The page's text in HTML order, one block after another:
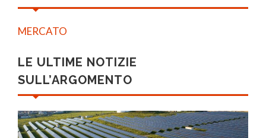
MERCATO
LE ULTIME NOTIZIE
SULL’ARGOMENTO